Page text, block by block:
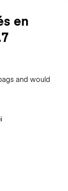
en
and would